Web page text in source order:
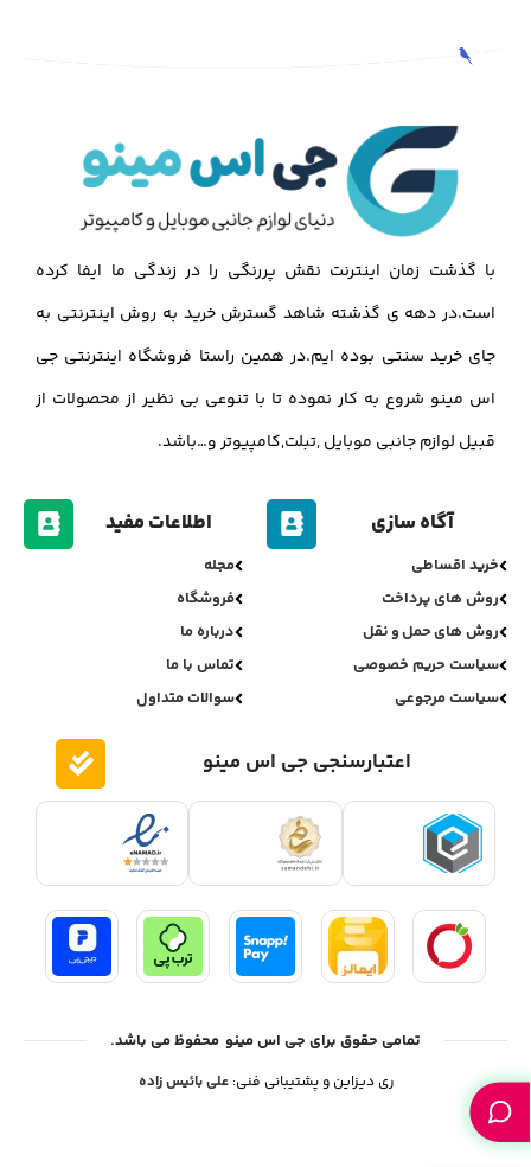
با گذشت زمان اینترنت نقش پررنگی را در زندگی ما ایفا کرده
است.در دهه ی گذشته شاهد گسترش خرید به روش اینترنتی به
جای خرید سنتی بوده ایم.در همین راستا فروشگاه اینترنتی جی
اس مینو شروع به کار نموده تا با تنوعی بی نظیر از محصولات از
قبیل لوازم جانبی موبایل ,تبلت,کامپیوتر و…باشد.
آگاه سازی
خرید اقساطی
روش های پرداخت
روش های حمل و نقل
سیاست حریم خصوصی
سیاست مرجوعی
اطلاعات مفید
مجله
فروشگاه
درباره ما
تماس با ما
سوالات متداول
اعتبارسنجی جی اس مینو
تمامی حقوق برای جی اس مینو محفوظ می باشد.
ری دیزاین و پشتیبانی فنی:علی بائیس زاده